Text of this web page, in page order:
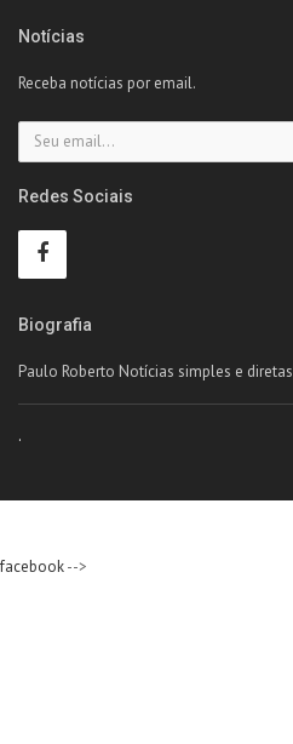
Notícias
Receba notícias por email.
Redes Sociais
Biografia
Paulo Roberto Notícias simples e diretas
.
facebook-->